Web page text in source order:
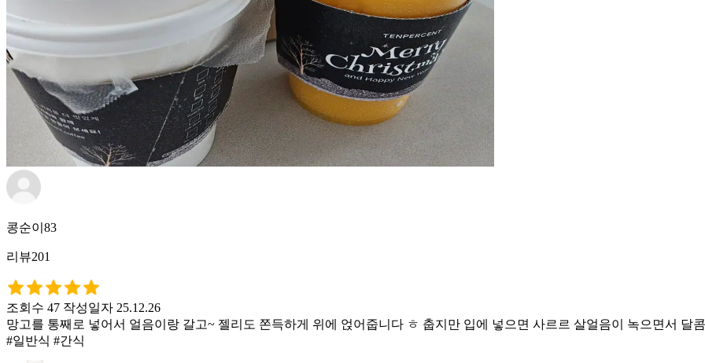
콩순이83
리뷰201
조회수 47 작성일자 25.12.26
망고를 통째로 넣어서 얼음이랑 갈고~ 젤리도 쫀득하게 위에 얹어줍니다 ㅎ 춥지만 입에 넣으면 사르르 살얼음이 녹으면서 달
#일반식 #간식